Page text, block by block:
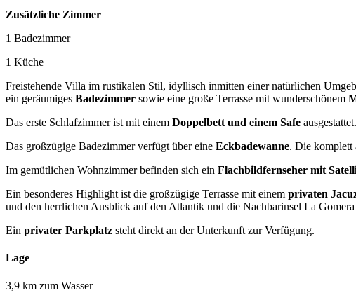
Zusätzliche Zimmer
1 Badezimmer
1 Küche
Freistehende Villa im rustikalen Stil, idyllisch inmitten einer natürlichen
ein geräumiges Badezimmer sowie eine große Terrasse mit wunderschönem
Das erste Schlafzimmer ist mit einem Doppelbett und einem Safe
Das großzügige Badezimmer verfügt über eine Eckbadewanne. Die komplett
Im gemütlichen Wohnzimmer befinden sich ein Flachbildfernseher mit
Ein besonderes Highlight ist die großzügige Terrasse mit einem privaten
und den herrlichen Ausblick auf den Atlantik und die Nachbarinsel La Gomera
Ein privater Parkplatz steht direkt an der Unterkunft zur Verfügung.
Lage
3,9 km zum Wasser